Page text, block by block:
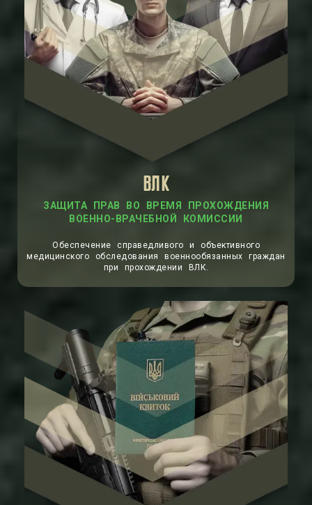
ВЛК
ЗАЩИТА ПРАВ ВО ВРЕМЯ ПРОХОЖДЕНИЯ
ВОЕННО-ВРАЧЕБНОЙ КОМИССИИ
Обеспечение справедливого и объективного
медицинского обследования военнообязанных граждан
при прохождении ВЛК.